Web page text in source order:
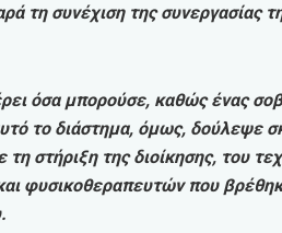
τη συνέχιση της συνεργασίας
όσα μπορούσε, καθώς ένας
το διάστημα, όμως, δούλεψε
στήριξη της διοίκησης, του
φυσικοθεραπευτών που